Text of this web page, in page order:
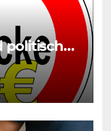
politisch